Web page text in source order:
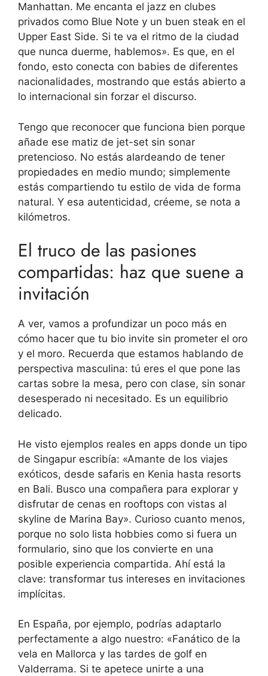
Manhattan. Me encanta el jazz en clubes
privados como Blue Note y un buen steak en el
Upper East Side. Si te va el ritmo de la ciudad
que nunca duerme, hablemos». Es que, en el
fondo, esto conecta con babies de diferentes
nacionalidades, mostrando que estás abierto a
lo internacional sin forzar el discurso.
Tengo que reconocer que funciona bien porque
añade ese matiz de jet-set sin sonar
pretencioso. No estás alardeando de tener
propiedades en medio mundo; simplemente
estás compartiendo tu estilo de vida de forma
natural. Y esa autenticidad, créeme, se nota a
kilómetros.
El truco de las pasiones
compartidas: haz que suene a
invitación
A ver, vamos a profundizar un poco más en
cómo hacer que tu bio invite sin prometer el oro
y el moro. Recuerda que estamos hablando de
perspectiva masculina: tú eres el que pone las
cartas sobre la mesa, pero con clase, sin sonar
desesperado ni necesitado. Es un equilibrio
delicado.
He visto ejemplos reales en apps donde un tipo
de Singapur escribía: «Amante de los viajes
exóticos, desde safaris en Kenia hasta resorts
en Bali. Busco una compañera para explorar y
disfrutar de cenas en rooftops con vistas al
skyline de Marina Bay». Curioso cuanto menos,
porque no solo lista hobbies como si fuera un
formulario, sino que los convierte en una
posible experiencia compartida. Ahí está la
clave: transformar tus intereses en invitaciones
implícitas.
En España, por ejemplo, podrías adaptarlo
perfectamente a algo nuestro: «Fanático de la
vela en Mallorca y las tardes de golf en
Valderrama. Si te apetece unirte a una